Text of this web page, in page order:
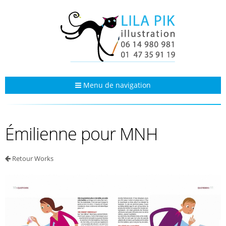
Menu de navigation
Émilienne pour MNH
Retour Works